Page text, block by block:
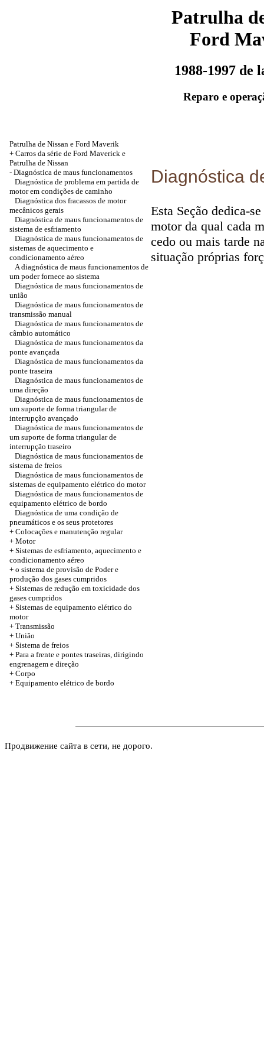
Patrulha
Ford
1988-1997 de
Reparo e
Patrulha de Nissan e Ford Maverik
+ Carros da série de Ford Maverick e
Patrulha de Nissan
- Diagnóstica de maus funcionamentos
Diagnóstica de problema em partida de
motor em condições de caminho
Diagnóstica dos fracassos de motor
mecânicos gerais
Diagnóstica de maus funcionamentos de
sistema de esfriamento
Diagnóstica de maus funcionamentos de
sistemas de aquecimento e
condicionamento aéreo
A diagnóstica de maus funcionamentos de
um poder fornece ao sistema
Diagnóstica de maus funcionamentos de
união
Diagnóstica de maus funcionamentos de
transmissão manual
Diagnóstica de maus funcionamentos de
câmbio automático
Diagnóstica de maus funcionamentos da
ponte avançada
Diagnóstica de maus funcionamentos da
ponte traseira
Diagnóstica de maus funcionamentos de
uma direção
Diagnóstica de maus funcionamentos de
um suporte de forma triangular de
interrupção avançado
Diagnóstica de maus funcionamentos de
um suporte de forma triangular de
interrupção traseiro
Diagnóstica de maus funcionamentos de
sistema de freios
Diagnóstica de maus funcionamentos de
sistemas de equipamento elétrico do motor
Diagnóstica de maus funcionamentos de
equipamento elétrico de bordo
Diagnóstica de uma condição de
pneumáticos e os seus protetores
+ Colocações e manutenção regular
+ Motor
+ Sistemas de esfriamento, aquecimento e
condicionamento aéreo
+ o sistema de provisão de Poder e
produção dos gases cumpridos
+ Sistemas de redução em toxicidade dos
gases cumpridos
+ Sistemas de equipamento elétrico do
motor
+ Transmissão
+ União
+ Sistema de freios
+ Para a frente e pontes traseiras, dirigindo
engrenagem e direção
+ Corpo
+ Equipamento elétrico de bordo
Diagnóstica
Esta Seção dedica-
motor da qual cada
cedo ou mais tarde
situação próprias
Продвижение сайта в сети, не дорого.